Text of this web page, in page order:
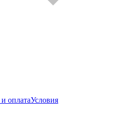
оплатаУсловия